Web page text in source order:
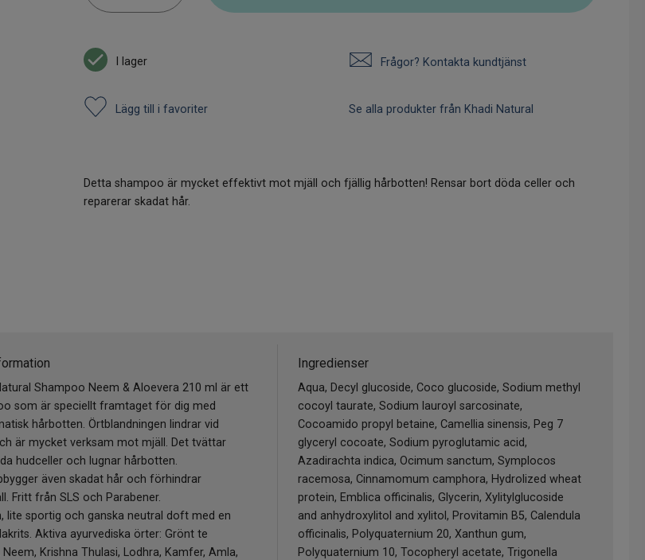
I lager Frågor? Kontakta kundtjänst
Lägg till i favoriter Se alla produkter från Khadi Natural
Detta shampoo är mycket effektivt mot mjäll och fjällig hårbotten! Rensar bort döda celler och
reparerar skadat hår.
Shampoo Neem & Aloevera 210 ml är ett
som är speciellt framtaget för dig med
hårbotten. Örtblandningen lindrar vid
är mycket verksam mot mjäll. Det tvättar
hudceller och lugnar hårbotten.
även skadat hår och förhindrar
Fritt från SLS och Parabener.
lite sportig och ganska neutral doft med en
Aktiva ayurvediska örter: Grönt te
Krishna Thulasi, Lodhra, Kamfer, Amla,
Ingredienser
Aqua, Decyl glucoside, Coco glucoside, Sodium methyl
cocoyl taurate, Sodium lauroyl sarcosinate,
Cocoamido propyl betaine, Camellia sinensis, Peg 7
glyceryl cocoate, Sodium pyroglutamic acid,
Azadirachta indica, Ocimum sanctum, Symplocos
racemosa, Cinnamomum camphora, Hydrolized wheat
protein, Emblica officinalis, Glycerin, Xylitylglucoside
and anhydroxylitol and xylitol, Provitamin B5, Calendula
officinalis, Polyquaternium 20, Xanthun gum,
Polyquaternium 10, Tocopheryl acetate, Trigonella